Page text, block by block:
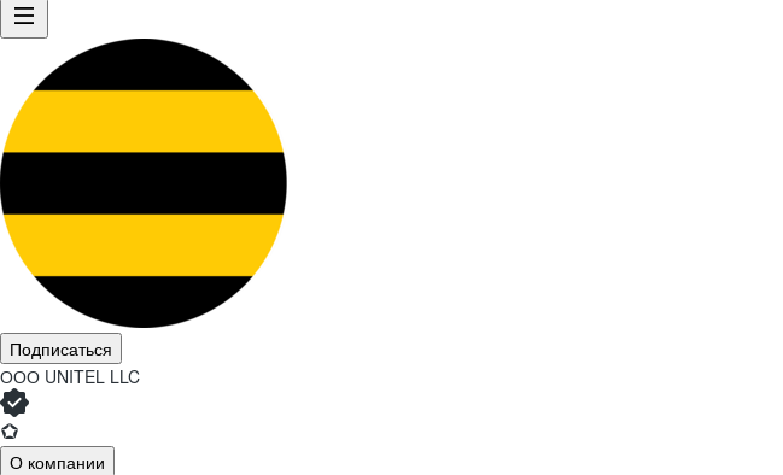
Подписаться
ООО UNITEL LLC
О компании